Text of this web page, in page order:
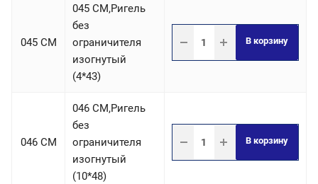
045 СM
045 СM,Ригель
без
ограничителя
изогнутый
(4*43)
В корзину
046 СM
046 СM,Ригель
без
ограничителя
изогнутый
(10*48)
В корзину